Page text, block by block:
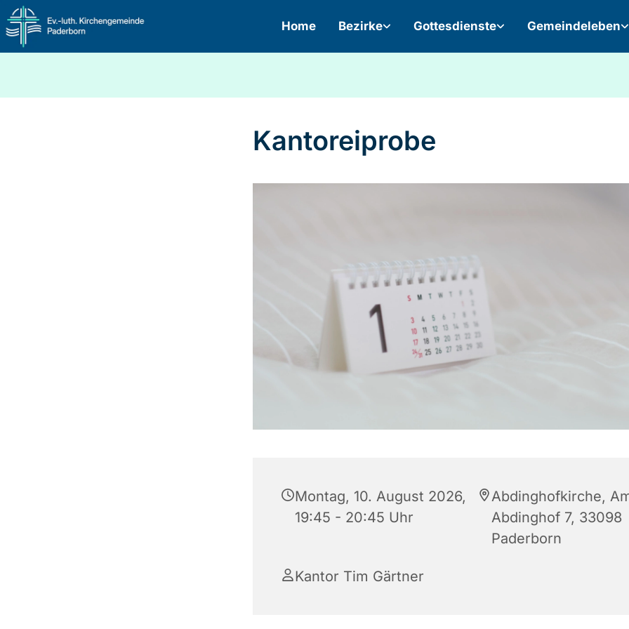
Home Bezirke Gottesdienste Gemeindeleben
Kantoreiprobe
Montag, 10. August 2026,
19:45 - 20:45 Uhr
Abdinghofkirche,
Abdinghof 7, 33098
Paderborn
Kantor Tim Gärtner